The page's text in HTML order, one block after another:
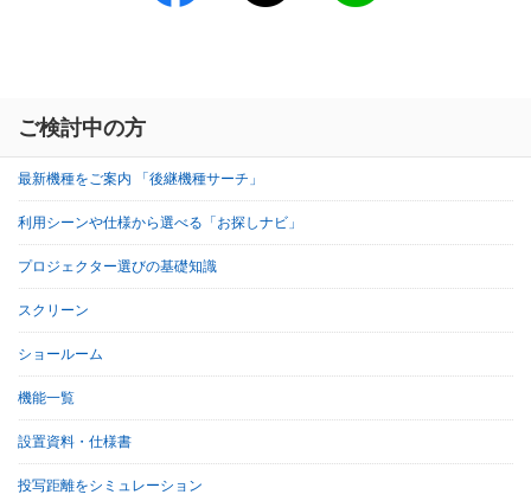
ご検討中の方
最新機種をご案内 「後継機種サーチ」
利用シーンや仕様から選べる「お探しナビ」
プロジェクター選びの基礎知識
スクリーン
ショールーム
機能一覧
設置資料・仕様書
投写距離をシミュレーション